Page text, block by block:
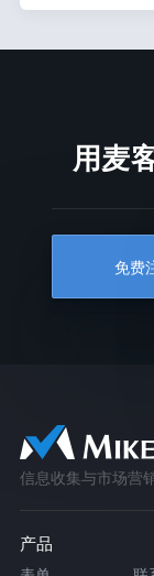
用麦
免费
信息收集与市场营
产品